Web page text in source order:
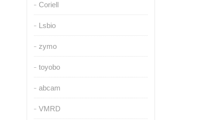
Coriell
Lsbio
zymo
toyobo
abcam
VMRD